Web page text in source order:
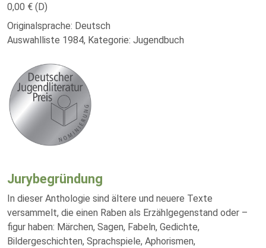
0,00 € (D)
Originalsprache: Deutsch
Auswahlliste 1984, Kategorie: Jugendbuch
Jurybegründung
In dieser Anthologie sind ältere und neuere Texte
versammelt, die einen Raben als Erzählgegenstand oder –
figur haben: Märchen, Sagen, Fabeln, Gedichte,
Bildergeschichten, Sprachspiele, Aphorismen,